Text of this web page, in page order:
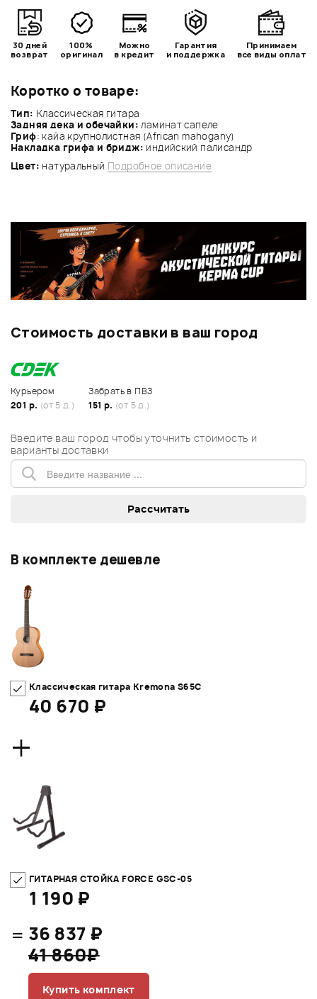
Коротко о товаре:
Тип: Классическая гитара
Задняя дека и обечайки: ламинат сапеле
Гриф: кайа крупнолистная (African mahogany)
Накладка грифа и бридж: индийский палисандр
Цвет: натуральный Подробное описание
30 дней
возврат
100%
оригинал
Можно
в кредит
Гарантия
и поддержка
Принимаем
все виды оплат
Стоимость доставки в ваш город
Курьером
201 р. (от 5 д.)
Забрать в ПВЗ
151 р. (от 5 д.)
Введите ваш город чтобы уточнить стоимость и
варианты доставки
В комплекте дешевле
Классическая гитара Kremona S65C
40 670 ₽
+
ГИТАРНАЯ СТОЙКА FORCE GSC-05
1 190 ₽
= 36 837 ₽
41 860₽
Купить комплект